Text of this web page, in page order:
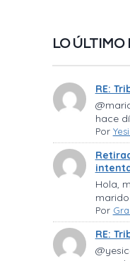
LO ÚLTIMO
RE:
hace
Por
Hola,
marido
Por
RE: